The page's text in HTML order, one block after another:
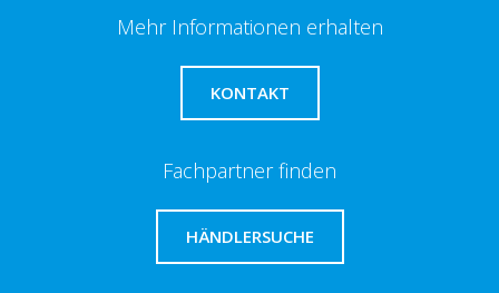
Mehr Informationen erhalten
KONTAKT
Fachpartner finden
HÄNDLERSUCHE